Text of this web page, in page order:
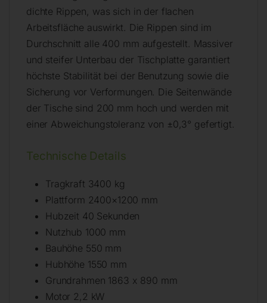
dichte Rippen, was sich in der flachen
Arbeitsfläche auswirkt. Die Rippen sind im
Durchschnitt alle 400 mm aufgestellt. Massiver
und steifer Unterbau der Tischplatte garantiert
höchste Stabilität bei der Benutzung sowie die
Sicherung vor Verformungen. Die Seitenwände
der Tische sind 200 mm hoch und werden mit
einer Abweichungstoleranz von ±0,3° gefertigt.
Technische Details
Tragkraft 3400 kg
Plattform 2400×1200 mm
Hubzeit 40 Sekunden
Nutzhub 1000 mm
Bauhöhe 550 mm
Hubhöhe 1550 mm
Grundrahmen 1863 x 890 mm
Motor 2,2 kW